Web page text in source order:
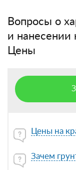
Вопросы о
и нанесении
Цены
Цены на
Зачем